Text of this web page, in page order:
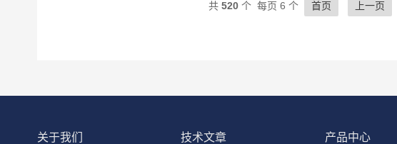
共 520个 每页 6 个 首页 上一页
关于我们 技术文章 产品中心